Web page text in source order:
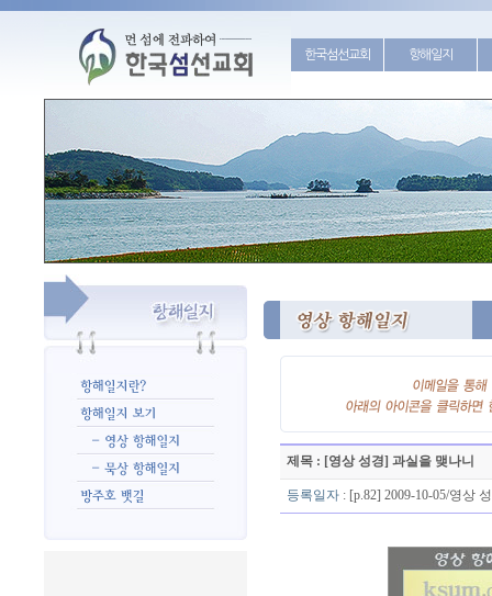
한국섬선교회 항해일지
제목 : [영상 성경] 과실을 맺나니
등록일자 : [p.82] 2009-10-05/영